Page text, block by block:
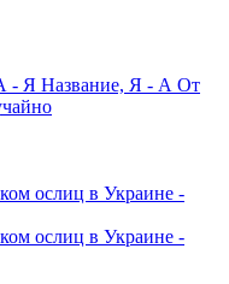
- Я Название, Я - А От